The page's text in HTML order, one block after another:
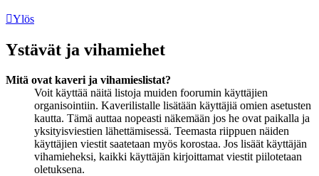
Ylös
Ystävät ja vihamiehet
Mitä ovat kaveri ja vihamieslistat?
Voit käyttää näitä listoja muiden foorumin käyttäjien
organisointiin. Kaverilistalle lisätään käyttäjiä omien asetusten
kautta. Tämä auttaa nopeasti näkemään jos he ovat paikalla ja
yksityisviestien lähettämisessä. Teemasta riippuen näiden
käyttäjien viestit saatetaan myös korostaa. Jos lisäät käyttäjän
vihamieheksi, kaikki käyttäjän kirjoittamat viestit piilotetaan
oletuksena.